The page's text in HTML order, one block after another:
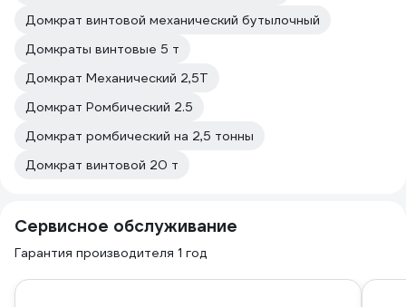
Домкрат винтовой механический бутылочный
Домкраты винтовые 5 т
Домкрат Механический 2,5Т
Домкрат Ромбический 2.5
Домкрат ромбический на 2,5 тонны
Домкрат винтовой 20 т
Сервисное обслуживание
Гарантия производителя 1 год